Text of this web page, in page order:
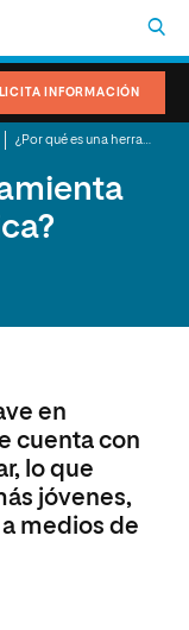
INFORMACIÓN
en
cuenta con
lo que
jóvenes,
medios de